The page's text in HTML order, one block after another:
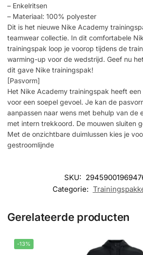
– Enkelritsen
– Materiaal: 100% polyester
Dit is het nieuwe Nike Academy
teamwear collectie. In dit comfortabele
trainingspak loop je voorop tijdens de
warming-up voor de wedstrijd. Geef nu
dit gave Nike trainingspak!
[Pasvorm]
Het Nike Academy trainingspak heeft
voor een soepel gevoel. Je kan de
aanpassen naar wens met behulp van de
met intern trekkoord. De mouwen sluiten
Met de onzichtbare duimlussen kies je
gestroomlijnde
SKU:
Categorie:
Gerelateerde producten
-13%